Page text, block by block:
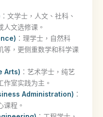
：文学士，人文、社科、
人文选修课。
：理学士，自然科
等，更侧重数学和科学课
Arts) ：艺术学士，纯艺
作室实践为主。
Administration) ：
课程。